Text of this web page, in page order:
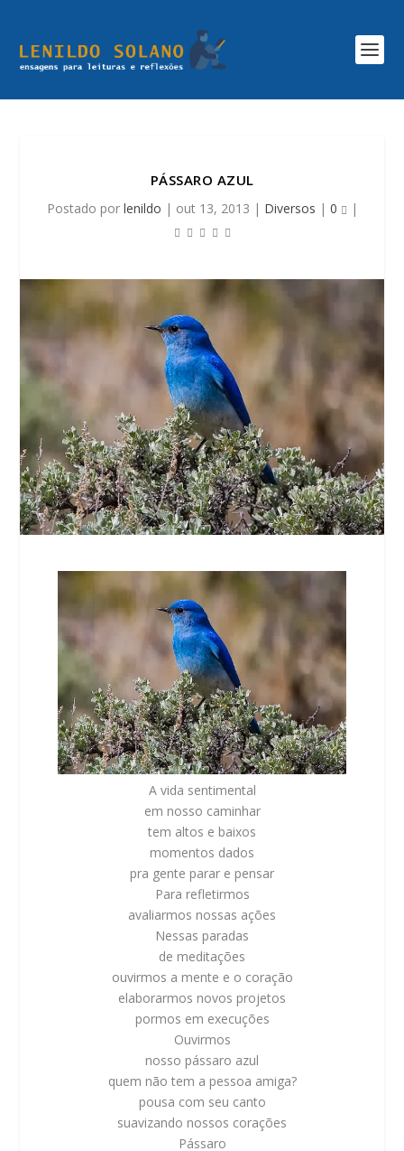
PÁSSARO AZUL
Postado por lenildo | out 13, 2013 | Diversos | 0 |
A vida sentimental
em nosso caminhar
tem altos e baixos
momentos dados
pra gente parar e pensar
Para refletirmos
avaliarmos nossas ações
Nessas paradas
de meditações
ouvirmos a mente e o coração
elaborarmos novos projetos
pormos em execuções
Ouvirmos
nosso pássaro azul
quem não tem a pessoa amiga?
pousa com seu canto
suavizando nossos corações
Pássaro